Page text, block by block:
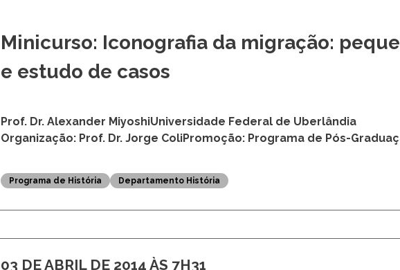
Minicurso: Iconografia da migração:
e estudo de casos
Prof. Dr. Alexander MiyoshiUniversidade Federal de Uberlândia
Organização: Prof. Dr. Jorge ColiPromoção: Programa de Pós-
Programa de História Departamento História
03 DE ABRIL DE 2014 ÀS 7H31